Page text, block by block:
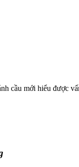
cầu mới hiểu được